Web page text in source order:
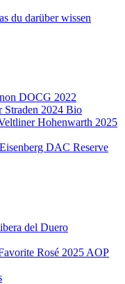
du darüber wissen
DOCG 2022
Straden 2024 Bio
Hohenwarth 2025
DAC Reserve
del Duero
Rosé 2025 AOP